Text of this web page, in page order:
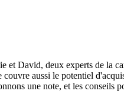
David, deux experts de la
couvre aussi le potentiel
une note, et les conseils